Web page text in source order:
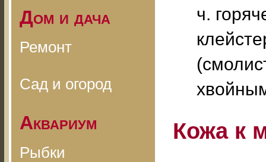
Дом и дача
Ремонт
Сад и огород
Аквариум
Рыбки
ч.
Кожа к